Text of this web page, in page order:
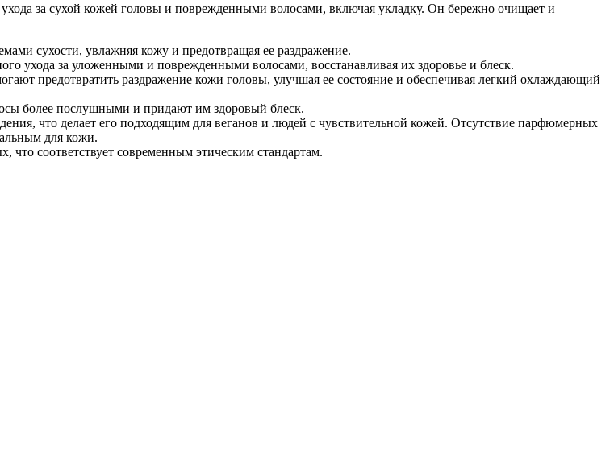
за сухой кожей головы и поврежденными волосами, включая укладку. Он бережно очищает и
сухости, увлажняя кожу и предотвращая ее раздражение.
ухода за уложенными и поврежденными волосами, восстанавливая их здоровье и блеск.
предотвратить раздражение кожи головы, улучшая ее состояние и обеспечивая легкий охлаждающий
более послушными и придают им здоровый блеск.
что делает его подходящим для веганов и людей с чувствительной кожей. Отсутствие парфюмерных
для кожи.
соответствует современным этическим стандартам.